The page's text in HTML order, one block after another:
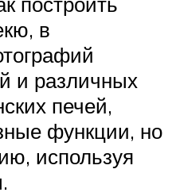
в
и различных
печей,
функции, но
используя